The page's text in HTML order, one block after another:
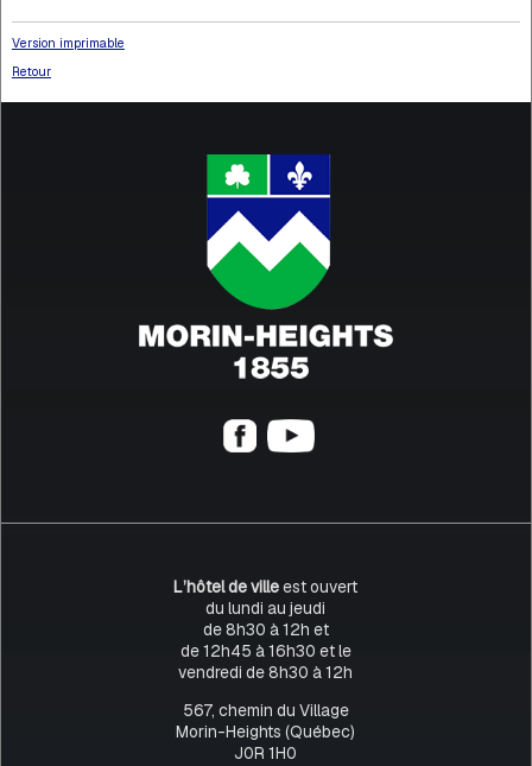
Version imprimable
Retour
L’hôtel de villeest ouvert
du lundi au jeudi
de 8h30 à 12h et
de 12h45 à 16h30 et le
vendredi de 8h30 à 12h
567, chemin du Village
Morin-Heights (Québec)
J0R 1H0